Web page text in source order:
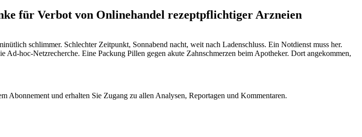
für Verbot von Onlinehandel rezeptpflichtiger Arzneien
schlimmer. Schlechter Zeitpunkt, Sonnabend nacht, weit nach Ladenschluss. Ein Notdienst muss her.
hoc-Netzrecherche. Eine Packung Pillen gegen akute Zahnschmerzen beim Apotheker. Dort angekommen,
Abonnement und erhalten Sie Zugang zu allen Analysen, Reportagen und Kommentaren.